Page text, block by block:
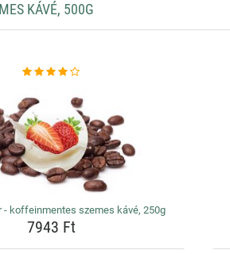
KÁVÉ, 500G
- koffeinmentes szemes kávé, 250g
7943 Ft